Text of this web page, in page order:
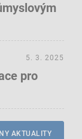
pro
5. 3. 2025
AKTUALITY